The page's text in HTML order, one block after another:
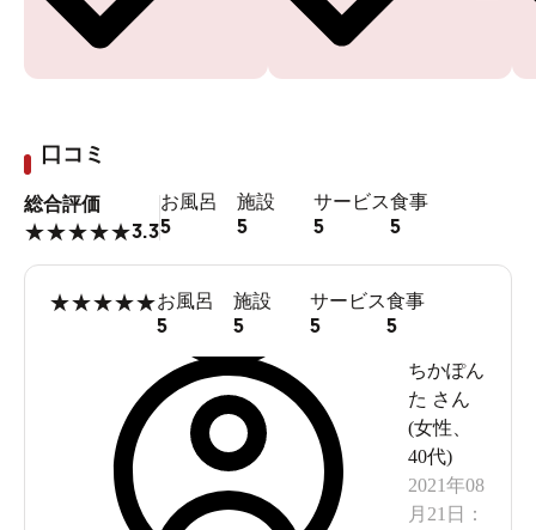
口コミ
総合評価
★★★★★3.3
お風呂
5
施設
5
サービス
5
食事
5
★★★★★お風呂
5
施設
5
サービス
5
食事
5
ちかぽん
た さん
(女性
40代)
2021年08
月21日
：